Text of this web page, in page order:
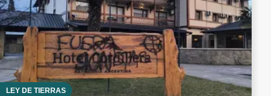
LEY DE TIERRAS